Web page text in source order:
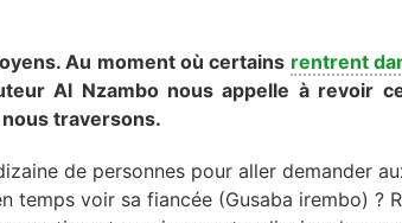
Au moment où certains rentrent
Al Nzambo nous appelle à revoir
traversons.
de personnes pour aller demander
temps voir sa fiancée (Gusaba irembo) ?